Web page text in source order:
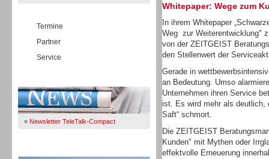
Termine
Partner
Service
» Newsletter TeleTalk-Compact
Whitepaper: Wege zum
In ihrem Whitepaper
Weg zur Weiterentwicklung"
von der ZEITGEIST
den Stellenwert der
Gerade in
an Bedeutung. Umso
Unternehmen ihren Service
ist. Es wird mehr als deutlich,
Saft“ schmort.
Die ZEITGEIST
Kunden" mit Mythen oder
effektvolle Erneuerung